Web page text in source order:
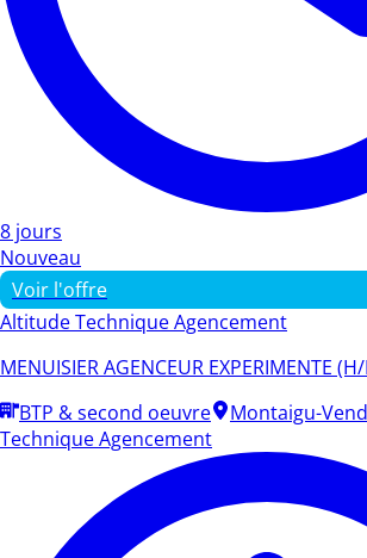
8 jours
Nouveau
Voir l'offre
Altitude Technique Agencement
MENUISIER AGENCEUR EXPERIMENTE (H/
BTP & second oeuvre
Montaigu-
Technique Agencement